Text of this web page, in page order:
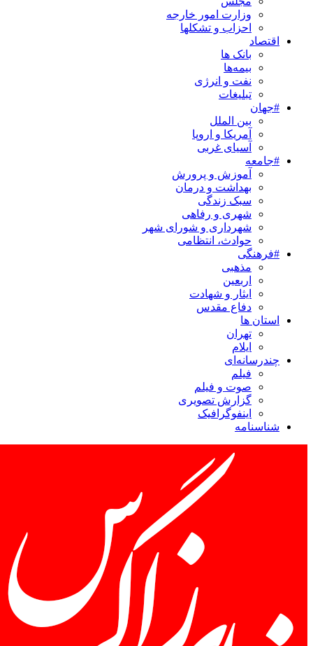
وزارت امور خارجه
احزاب و تشکلها
اقتصاد
بانک ها
بیمه‌ها
نفت و انرژی
تبلیغات
#جهان
بین الملل
آمریکا و اروپا
آسیای غربی
#جامعه
آموزش و پرورش
بهداشت و درمان
سبک زندگی
شهری و رفاهی
شهرداری و شورای شهر
حوادث، انتظامی
#فرهنگی
مذهبی
اربعین
ایثار و شهادت
دفاع مقدس
استان ها
تهران
ایلام
چندرسانه‌ای
فیلم
صوت و فیلم
گزارش تصویری
اینفوگرافیک
شناسنامه